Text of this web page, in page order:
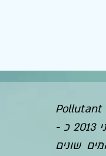
Registry - PRTR) אשר עבר בכנסת במרץ 2012 מגדיר כי החל מיוני 2013 כ -
מדי שנה אודות הפליטות של 114 מזהמים שונים